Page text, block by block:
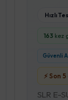
Hızlı
163 kez
Güvenli
⚡ Son
SLR E-